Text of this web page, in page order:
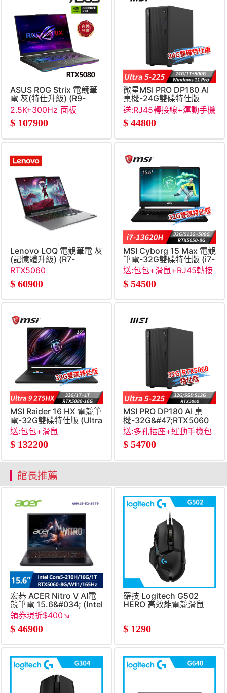
ASUS ROG Strix 電競筆
電 灰(特仕升級) (R9-
8940HX&#47;16G+16G&#47;1TB+1TB
SSD&#47;RTX5080)
2.5K+300Hz 面板
$ 107900
微星MSI PRO DP180 AI
桌機-24G雙碟特仕版
(Ultra 5-
SSD&#47;Win11Pro)
送:RJ45轉接線+運動手機
包+清潔組
$ 44800
Lenovo LOQ 電競筆電 灰
(記憶體升級) (R7-
250&#47;16G+16G&#47;512G
SSD&#47;RTX5060&#47;W11)
RTX5060
$ 60900
MSI Cyborg 15 Max 電競
筆電-32G雙碟特仕版 (i7-
8G&#47;Win11)
送:包包+滑鼠+RJ45轉接
線
$ 54500
MSI Raider 16 HX 電競筆
電-32G雙碟特仕版 (Ultra
9
275HX&#47;32G&#47;1T+1T&#47;RTX5080&#47;Win11)
送:包包+滑鼠
$ 132200
MSI PRO DP180 AI 桌
機-32G&#47;RTX5060
特仕 (Ultra 5-
送:多孔插座+運動手機包
$ 54700
館長推薦
宏碁 ACER Nitro V AI電
競筆電 15.6&#034; (Intel
Core 5-
210H&#47;16G&#47;1T&#47;RTX5060-
8G&#47;W11) 黑
領券現折$400↘
$ 46900
羅技 Logitech G502
HERO 高效能電競滑鼠
$ 1290